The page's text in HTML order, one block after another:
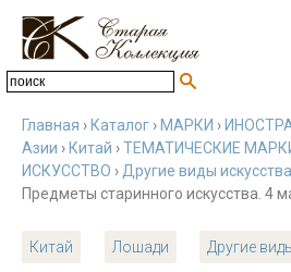
Главная › Каталог › МАРКИ ›
Азии › Китай ›ТЕМАТИЧЕСКИЕ
ИСКУССТВО › Другие виды искусства
Предметы старинного искусства. 4
Китай Лошади Другие